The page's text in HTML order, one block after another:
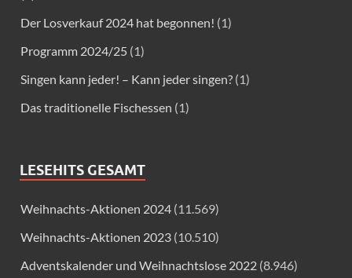
Der Losverkauf 2024 hat begonnen! (1)
Programm 2024/25 (1)
Singen kann jeder! – Kann jeder singen? (1)
Das traditionelle Fischessen (1)
LESEHITS GESAMT
Weihnachts-Aktionen 2024 (11.569)
Weihnachts-Aktionen 2023 (10.510)
Adventskalender und Weihnachtslose 2022 (8.946)